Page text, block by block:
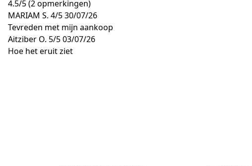
4.5/5(2 opmerkingen)
MARIAM S. 4/530/07/26
Tevreden met mijn aankoop
Aitziber O. 5/503/07/26
Hoe het eruit ziet